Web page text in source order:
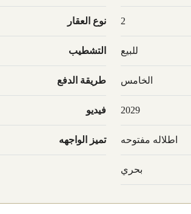
2 نوع العقار
للبيع التشطيب
الخامس طريقة الدفع
2029 فيديو
اطلاله مفتوحه تميز الواجهه
بحري